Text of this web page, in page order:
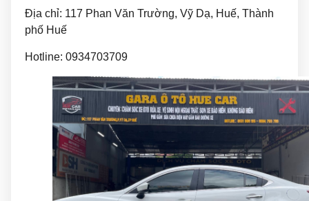
Địa chỉ: 117 Phan Văn Trường, Vỹ Dạ, Huế, Thành
phố Huế
Hotline: 0934703709